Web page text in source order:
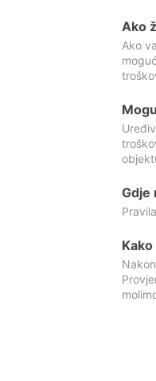
Ako
Ako
Gdje